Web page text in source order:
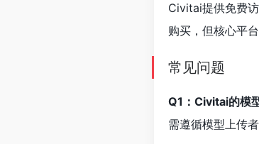
Civitai提供免费
购买，但核心平
常见问题
Q1：Civitai的模
需遵循模型上传